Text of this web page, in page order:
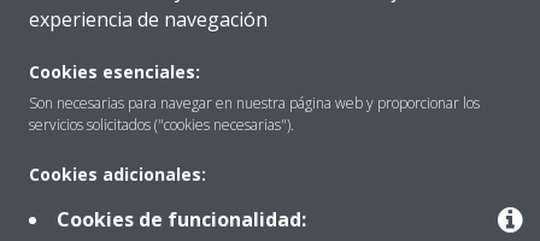
Quiénes somos
Destacados
experiencia de navegación
Cookies esenciales:
Son necesarias para navegar en nuestra página web y proporcionar los
servicios solicitados ("cookies necesarias").
Cookies adicionales:
Cookies de funcionalidad: